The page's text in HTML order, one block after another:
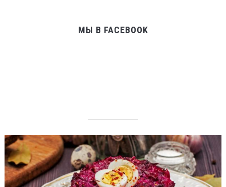
МЫ В FACEBOOK